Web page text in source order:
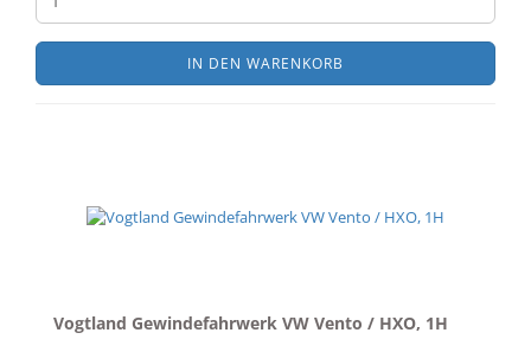
IN DEN WARENKORB
Vogtland Gewindefahrwerk VW Vento / HXO, 1H